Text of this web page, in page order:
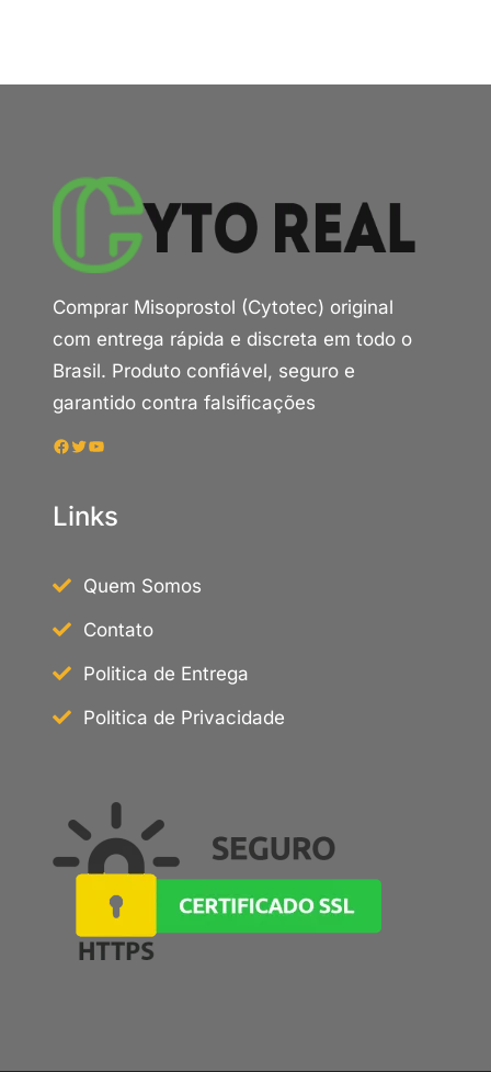
Comprar Misoprostol (Cytotec) original
com entrega rápida e discreta em todo o
Brasil. Produto confiável, seguro e
garantido contra falsificações
Facebook Twitter Youtube
Links
Quem Somos
Contato
Politica de Entrega
Politica de Privacidade